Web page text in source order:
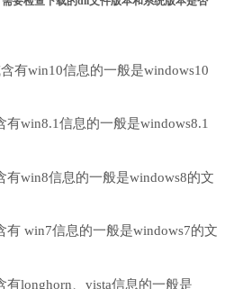
有win10信息的一般是windows10
有win8.1信息的一般是windows8.1
有win8信息的一般是windows8的文
有 win7信息的一般是windows7的文
有longhorn、vista信息的一般是